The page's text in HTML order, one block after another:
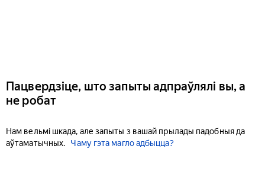
Пацвердзіце, што запыты адпраўлялі вы, а
не робат
Нам вельмі шкада, але запыты з вашай прылады падобныя да
аўтаматычных.
Чаму гэта магло адбыцца?